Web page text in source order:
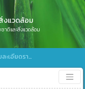
งแวดล้อม
าติและสิ่งแวดล้อม
ะเอียดรายงาน